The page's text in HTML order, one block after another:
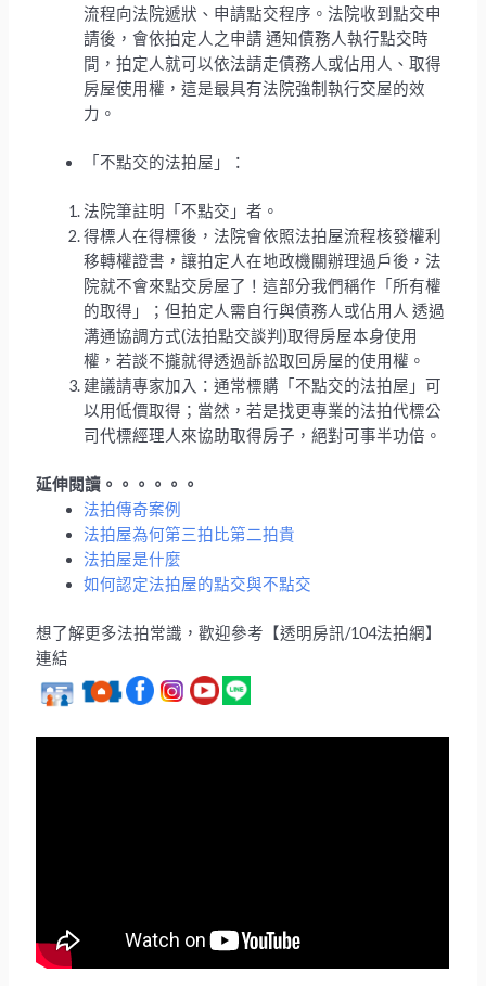
流程向法院遞狀、申請點交程序。法院收到點交申
請後，會依拍定人之申請 通知債務人執行點交時
間，拍定人就可以依法請走債務人或佔用人、取得
房屋使用權，這是最具有法院強制執行交屋的效
力。
「不點交的法拍屋」：
法院筆註明「不點交」者。
得標人在得標後，法院會依照法拍屋流程核發權利
移轉權證書，讓拍定人在地政機關辦理過戶後，法
院就不會來點交房屋了！這部分我們稱作「所有權
的取得」；但拍定人需自行與債務人或佔用人 透過
溝通協調方式(法拍點交談判)取得房屋本身使用
權，若談不攏就得透過訴訟取回房屋的使用權。
建議請專家加入：通常標購「不點交的法拍屋」可
以用低價取得；當然，若是找更專業的法拍代標公
司代標經理人來協助取得房子，絕對可事半功倍。
延伸閱讀。。。。。。
法拍傳奇案例
法拍屋為何第三拍比第二拍貴
法拍屋是什麼
如何認定法拍屋的點交與不點交
想了解更多法拍常識，歡迎參考【透明房訊/104法拍網】
連結